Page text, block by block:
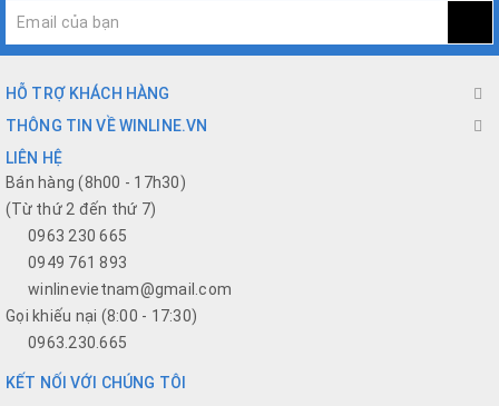
HỖ TRỢ KHÁCH HÀNG
THÔNG TIN VỀ WINLINE.VN
LIÊN HỆ
Bán hàng (8h00 - 17h30)
(Từ thứ 2 đến thứ 7)
0963 230 665
0949 761 893
winlinevietnam@gmail.com
Gọi khiếu nại (8:00 - 17:30)
0963.230.665
KẾT NỐI VỚI CHÚNG TÔI